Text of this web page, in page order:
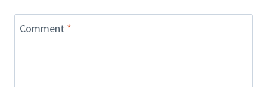
Comment *